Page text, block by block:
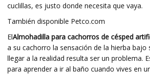
cuclillas, es justo donde necesita que vaya.
También disponible Petco.com
ElAlmohadilla para cachorros de césped
a su cachorro la sensación de la hierba bajo
llegar a la realidad resulta ser un problema.
para aprender a ir al baño cuando vives en